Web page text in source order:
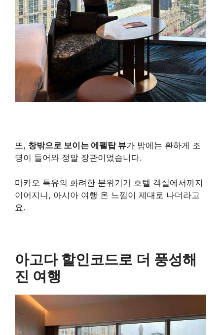
또, 창밖으로 보이는 에펠탑 뷰가 밤에는 환하게 조
명이 들어와 정말 장관이었습니다.
마카오 특유의 화려한 분위기가 호텔 객실에서까지
이어지니, 아시아 여행 온 느낌이 제대로 나더라고
요.
아고다 할인코드로 더 풍성해
진 여행